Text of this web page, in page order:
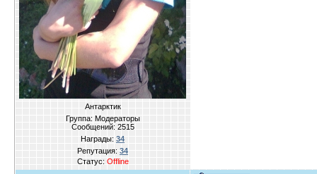
Антарктик
Группа: Модераторы
Сообщений: 2515
Награды: 34
Репутация: 34
Статус: Offline